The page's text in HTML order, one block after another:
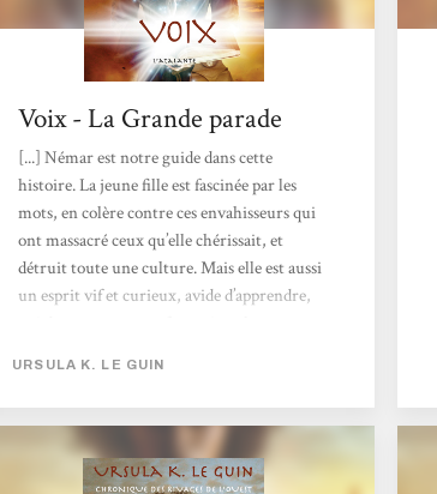
Voix - La Grande parade
[...] Némar est notre guide dans cette
histoire. La jeune fille est fascinée par les
mots, en colère contre ces envahisseurs qui
ont massacré ceux qu’elle chérissait, et
détruit toute une culture. Mais elle est aussi
un esprit vif et curieux, avide d’apprendre,
dans toute sa diversité et sa poésie. Les Alds
sont les chantres de l’obscurantisme et du
fanatisme religieux, que l’autrice nous
raconte, sans juger. Elle nous permet de les
URSULA K. LE GUIN